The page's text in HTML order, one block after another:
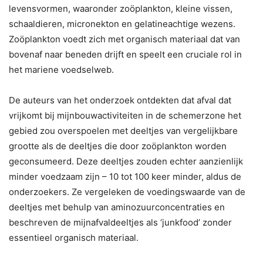
levensvormen, waaronder zoöplankton, kleine vissen,
schaaldieren, micronekton en gelatineachtige wezens.
Zoöplankton voedt zich met organisch materiaal dat van
bovenaf naar beneden drijft en speelt een cruciale rol in
het mariene voedselweb.
De auteurs van het onderzoek ontdekten dat afval dat
vrijkomt bij mijnbouwactiviteiten in de schemerzone het
gebied zou overspoelen met deeltjes van vergelijkbare
grootte als de deeltjes die door zoöplankton worden
geconsumeerd. Deze deeltjes zouden echter aanzienlijk
minder voedzaam zijn – 10 tot 100 keer minder, aldus de
onderzoekers. Ze vergeleken de voedingswaarde van de
deeltjes met behulp van aminozuurconcentraties en
beschreven de mijnafvaldeeltjes als ‘junkfood’ zonder
essentieel organisch materiaal.